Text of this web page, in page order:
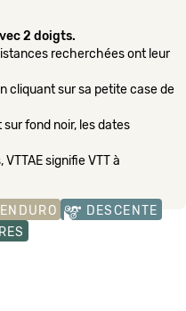
2 doigts.
recherchées ont leur
cliquant sur sa petite case de
fond noir, les dates
signifie VTT à
ENDURO
DESCENTE